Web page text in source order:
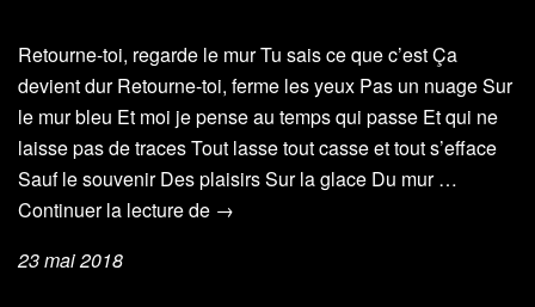
Retourne-toi, regarde le mur Tu sais ce que c’est Ça
devient dur Retourne-toi, ferme les yeux Pas un nuage Sur
le mur bleu Et moi je pense au temps qui passe Et qui ne
laisse pas de traces Tout lasse tout casse et tout s’efface
Sauf le souvenir Des plaisirs Sur la glace Du mur …
Continuer la lecture de Regarde
→
23 mai 2018